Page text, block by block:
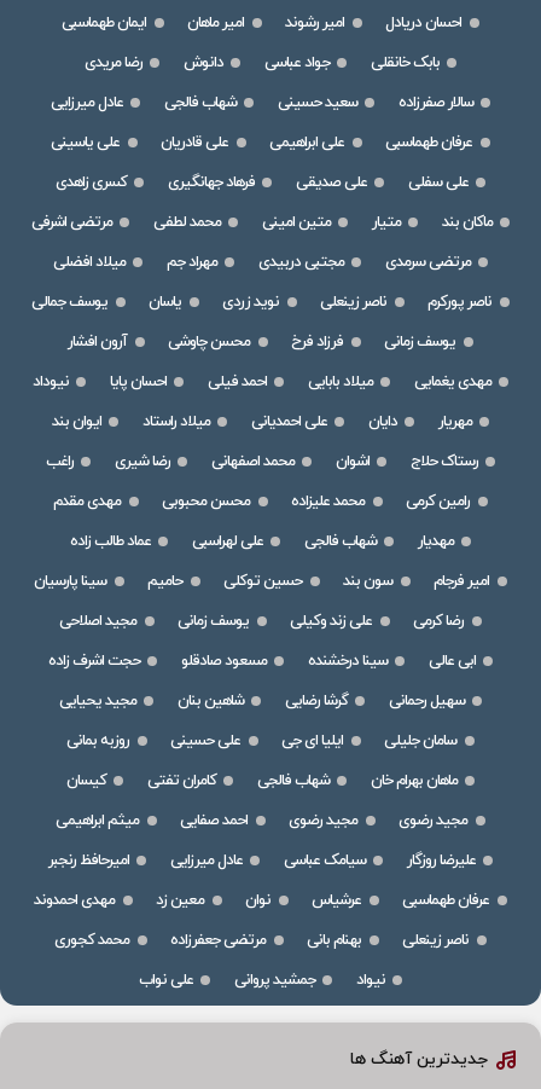
احسان دریادل امیر رشوند امیر ماهان
ایمان طهماسبی
بابک خانقلی
جواد عباسی دانوش
رضا مریدی
سالار صفرزاده
سعید حسینی شهاب فالجی
عادل میرزایی
عرفان طهماسبی
علی ابراهیمی علی قادریان
علی یاسینی
علی سفلی
علی صدیقی فرهاد جهانگیری
کسری زاهدی
ماکان بند
متیار متین امینی محمد لطفی
مرتضی اشرفی
مرتضی سرمدی
مجتبی دربیدی مهراد جم
میلاد افضلی
ناصر پورکرم
ناصر زینعلی نوید زردی یاسان
یوسف جمالی
یوسف زمانی
فرزاد فرخ محسن چاوشی
آرون افشار
مهدی یغمایی
میلاد بابایی احمد فیلی احسان پایا
نیوداد
مهریار
دایان علی احمدیانی میلاد راستاد
ایوان بند
رستاک حلاج
اشوان محمد اصفهانی رضا شیری
راغب
رامین کرمی
محمد علیزاده محسن محبوبی
مهدی مقدم
مهدیار
شهاب فالجی علی لهراسبی
عماد طالب زاده
امیر فرجام
سون بند حسین توکلی حامیم
سینا پارسیان
رضا کرمی
علی زند وکیلی یوسف زمانی
مجید اصلاحی
ابی عالی
سینا درخشنده مسعود صادقلو
حجت اشرف زاده
سهیل رحمانی
گرشا رضایی شاهین بنان
مجید یحیایی
سامان جلیلی
ایلیا ای جی علی حسینی
روزبه بمانی
ماهان بهرام خان
شهاب فالجی کامران تفتی
کیسان
مجید رضوی
مجید رضوی احمد صفایی
میثم ابراهیمی
علیرضا روزگار
سیامک عباسی عادل میرزایی
امیرحافظ رنجبر
عرفان طهماسبی
عرشیاس نوان معین زد
مهدی احمدوند
ناصر زینعلی
بهنام بانی مرتضی جعفرزاده
محمد کجوری
نیواد
جمشید پروانی علی نواب
جدیدترین آهنگ ها